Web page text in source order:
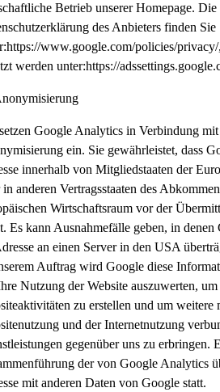
Betrieb unserer Homepage. Die
des Anbieters finden Sie
www.google.com/policies/
werden unter:https://
Google Analytics in Verbindung
ein. Sie gewährleistet, dass
innerhalb von Mitgliedstaaten der
in anderen Vertragsstaaten des
Wirtschaftsraum vor der
Es kann Ausnahmefälle geben, in
an einen Server in den USA
Auftrag wird Google diese
Nutzung der Website auszuwerten,
zu erstellen und um weitere
und der Internetnutzung
gegenüber uns zu erbringen.
der von Google Analytics
mit anderen Daten von Google statt.